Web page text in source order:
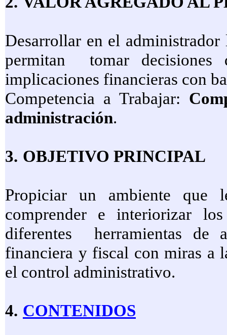
Desarrollar en el administrador
permitan
tomar decisiones
implicaciones financieras con
Competencia a Trabajar:
administración.
3. OBJETIVO PRINCIPAL
Propiciar un ambiente que
comprender e interiorizar
diferentes
herramientas de
financiera y fiscal con miras a
el control administrativo.
4. CONTENIDOS